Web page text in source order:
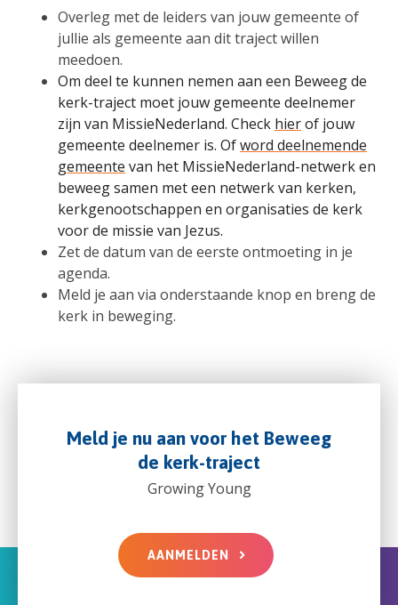
Overleg met de leiders van jouw gemeente of
jullie als gemeente aan dit traject willen
meedoen.
Om deel te kunnen nemen aan een Beweeg de
kerk-traject moet jouw gemeente deelnemer
zijn van MissieNederland. Check hierof jouw
gemeente deelnemer is. Ofword deelnemende
gemeente van het MissieNederland-netwerk en
beweeg samen met een netwerk van kerken,
kerkgenootschappen en organisaties de kerk
voor de missie van Jezus.
Zet de datum van de eerste ontmoeting in je
agenda.
Meld je aan via onderstaande knop en breng de
kerk in beweging.
Meld je nu aan voor het Beweeg
de kerk-traject
Growing Young
AANMELDEN